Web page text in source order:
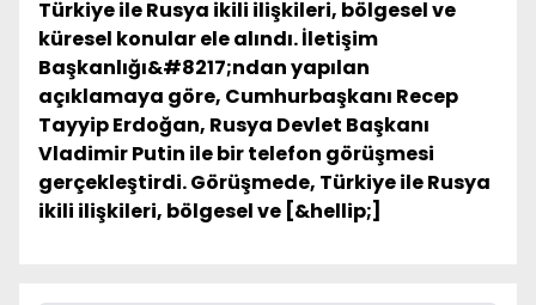
Türkiye ile Rusya ikili ilişkileri, bölgesel ve
küresel konular ele alındı. İletişim
Başkanlığı&#8217;ndan yapılan
açıklamaya göre, Cumhurbaşkanı Recep
Tayyip Erdoğan, Rusya Devlet Başkanı
Vladimir Putin ile bir telefon görüşmesi
gerçekleştirdi. Görüşmede, Türkiye ile Rusya
ikili ilişkileri, bölgesel ve [&hellip;]